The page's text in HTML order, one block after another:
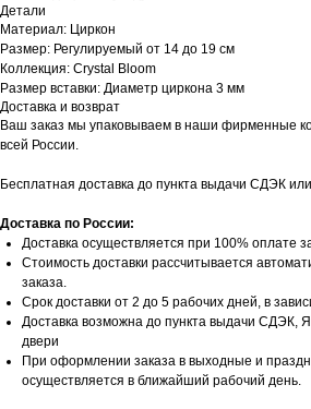
Детали
Материал: Циркон
Размер: Регулируемый от 14 до 19 см
Коллекция: Crystal Bloom
Размер вставки: Диаметр циркона 3 мм
Доставка и возврат
Ваш заказ мы упаковываем в наши фирменные
всей России.
Бесплатная доставка до пункта выдачи СДЭК
Доставка по России:
Доставка осуществляется при 100% оплате
Стоимость доставки рассчитывается
заказа.
Срок доставки от 2 до 5 рабочих дней, в
Доставка возможна до пункта выдачи СДЭК,
двери
При оформлении заказа в выходные и
осуществляется в ближайший рабочий день.